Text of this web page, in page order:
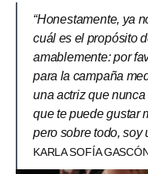
“Honestamente, ya
cuál es el propósito
amablemente: por
para la campaña
una actriz que
que te puede gustar
pero sobre todo, soy
KARLA SOFÍA